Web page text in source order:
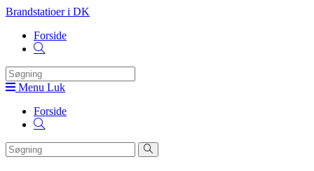
Brandstatioer i DK
Forside
Menu Luk
Forside